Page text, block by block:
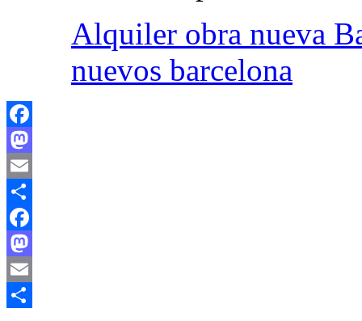
Alquiler obra nueva
nuevos barcelona
Facebook
Mastodon
Email
Compartir
Facebook
Mastodon
Email